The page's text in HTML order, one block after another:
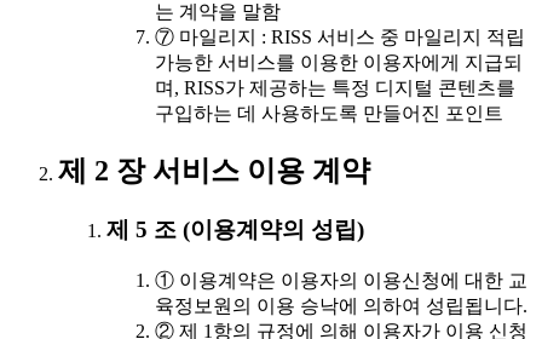
는 계약을 말함
⑦ 마일리지 : RISS 서비스 중 마일리지 적립
가능한 서비스를 이용한 이용자에게 지급되
며, RISS가 제공하는 특정 디지털 콘텐츠를
구입하는 데 사용하도록 만들어진 포인트
제 2 장 서비스 이용 계약
제 5 조 (이용계약의 성립)
① 이용계약은 이용자의 이용신청에 대한 교
육정보원의 이용 승낙에 의하여 성립됩니다.
② 제 1항의 규정에 의해 이용자가 이용 신청